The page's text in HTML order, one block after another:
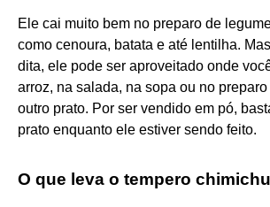
Ele cai muito bem no preparo de
como cenoura, batata e até lentilha.
dita, ele pode ser aproveitado onde
arroz, na salada, na sopa ou no
outro prato. Por ser vendido em pó,
prato enquanto ele estiver sendo feito.
O que leva o tempero